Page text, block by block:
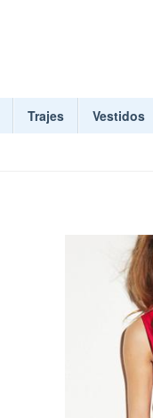
Trajes Vestidos